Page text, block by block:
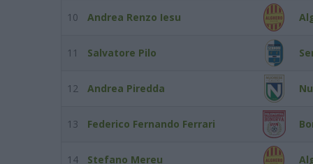
10 Andrea Renzo Iesu
11 Salvatore Pilo
12 Andrea Piredda
13 Federico Fernando Ferrari
14 Stefano Mereu